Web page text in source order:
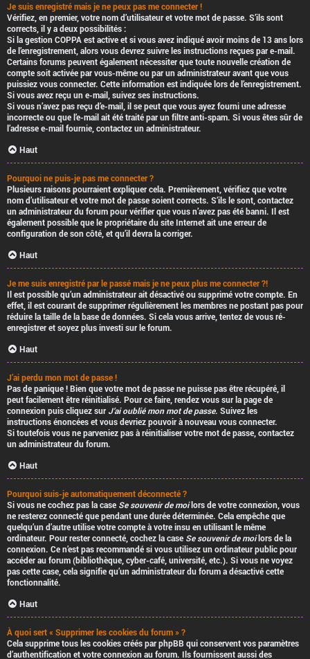
Je suis enregistré mais je ne peux pas me connecter !
Vérifiez, en premier, votre nom d’utilisateur et votre mot de passe. S’ils sont
corrects, il y a deux possibilités :
Si la gestion COPPA est active et si vous avez indiqué avoir moins de 13 ans lors
de l’enregistrement, alors vous devrez suivre les instructions reçues par e-mail.
Certains forums peuvent également nécessiter que toute nouvelle création de
compte soit activée par vous-même ou par un administrateur avant que vous
puissiez vous connecter. Cette information est indiquée lors de l’enregistrement.
Si vous avez reçu un e-mail, suivez ses instructions.
Si vous n’avez pas reçu d’e-mail, il se peut que vous ayez fourni une adresse
incorrecte ou que l’e-mail ait été traité par un filtre anti-spam. Si vous êtes sûr de
l’adresse e-mail fournie, contactez un administrateur.
Haut
Pourquoi ne puis-je pas me connecter ?
Plusieurs raisons pourraient expliquer cela. Premièrement, vérifiez que votre
nom d’utilisateur et votre mot de passe soient corrects. S’ils le sont, contactez
un administrateur du forum pour vérifier que vous n’avez pas été banni. Il est
également possible que le propriétaire du site Internet ait une erreur de
configuration de son côté, et qu’il devra la corriger.
Haut
Je me suis enregistré par le passé mais je ne peux plus me connecter ?!
Il est possible qu’un administrateur ait désactivé ou supprimé votre compte. En
effet, il est courant de supprimer régulièrement les membres ne postant pas pour
réduire la taille de la base de données. Si cela vous arrive, tentez de vous ré-
enregistrer et soyez plus investi sur le forum.
Haut
J’ai perdu mon mot de passe !
Pas de panique ! Bien que votre mot de passe ne puisse pas être récupéré, il
peut facilement être réinitialisé. Pour ce faire, rendez vous sur la page de
connexion puis cliquez sur J’ai oublié mon mot de passe. Suivez les
instructions énoncées et vous devriez pouvoir à nouveau vous connecter.
Si toutefois vous ne parveniez pas à réinitialiser votre mot de passe, contactez
un administrateur du forum.
Haut
Pourquoi suis-je automatiquement déconnecté ?
Si vous ne cochez pas la case Se souvenir de moilors de votre connexion, vous
ne resterez connecté que pendant une durée déterminée. Cela empêche que
quelqu’un d’autre utilise votre compte à votre insu en utilisant le même
ordinateur. Pour rester connecté, cochez la case Se souvenir de moilors de la
connexion. Ce n’est pas recommandé si vous utilisez un ordinateur public pour
accéder au forum (bibliothèque, cyber-café, université, etc.). Si vous ne voyez
pas cette case, cela signifie qu’un administrateur du forum a désactivé cette
fonctionnalité.
Haut
À quoi sert « Supprimer les cookies du forum » ?
Cela supprime tous les cookies créés par phpBB qui conservent vos paramètres
d’authentification et votre connexion au forum. Ils fournissent aussi des